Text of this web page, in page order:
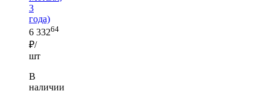
3
года)
6 33264
₽/
шт
В
наличии